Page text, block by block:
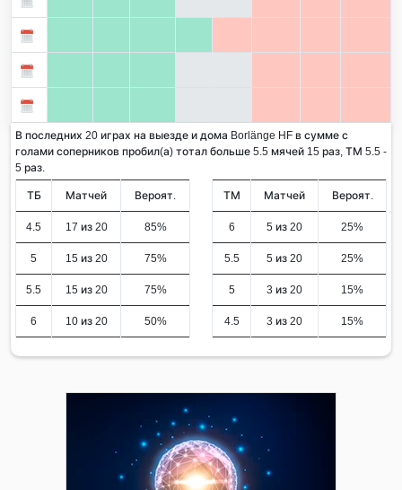
В последних 20 играх на выезде и дома Borlänge HF в сумме с
голами соперников пробил(а) тотал больше 5.5 мячей 15 раз, ТМ 5.5 -
5 раз.
ТБ Матчей Вероят.
4.5 17 из 20 85%
5 15 из 20 75%
5.5 15 из 20 75%
6 10 из 20 50%
ТМ Матчей Вероят.
6 5 из 20 25%
5.5 5 из 20 25%
5 3 из 20 15%
4.5 3 из 20 15%